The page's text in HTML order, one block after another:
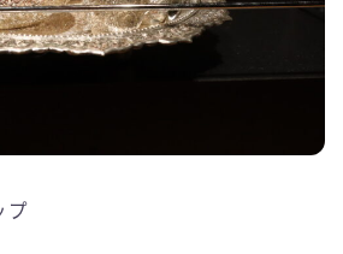
プ